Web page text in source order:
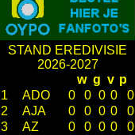
STAND EREDIVISIE
2026-2027
w g v p
1
ADO 0 0 0 0
0
2
AJA 0 0 0 0
0
3
AZ 0 0 0 0
0